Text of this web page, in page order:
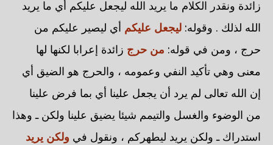
زائدة ونقدر الكلام ما يريد الله ليجعل عليكم أي ما يريد
الله لذلك . وقوله: ليجعل عليكم أي ليصير عليكم من
حرج ، ومن في قوله: من حرج زائدة إعرابا لكنها لها
معنى وهي تأكيد النفي وعمومه ، والحرج هو الضيق أي
إن الله تعالى لم يرد أن يجعل علينا أي بما فرض علينا
من الوضوء والغسل والتيمم شيئا يضيق علينا ولكن ـ وهذا
استدراك ـ ولكن يريد ليطهركم ، ونقول في ولكن يريد